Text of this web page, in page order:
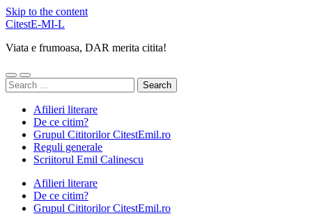
Skip to the content
CitestE-MI-L
Viata e frumoasa, DAR merita citita!
Toggle
mobile
Toggle
search
Search
for:
Afilieri literare
De ce citim?
Grupul Cititorilor CitestEmil.ro
Reguli generale
Scriitorul Emil Calinescu
Afilieri literare
De ce citim?
Grupul Cititorilor CitestEmil.ro